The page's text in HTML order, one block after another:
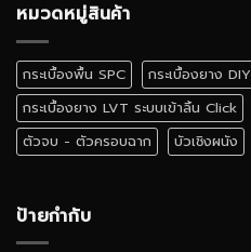
สี
ไหน
ดี
หมวดหมู่สินค้า
กระเบื้องพื้น SPC กระเบื้องยาง DIY
กระเบื้องยาง LVT ระบบเข้าลิ้น Click
ตัวจบ - ตัวครอบฉาก
บัวเชิงผนัง
ป้ายกำกับ